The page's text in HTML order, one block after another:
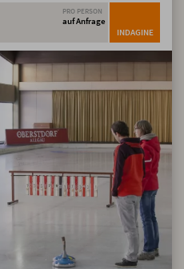
PRO PERSON
auf Anfrage
INDAGINE